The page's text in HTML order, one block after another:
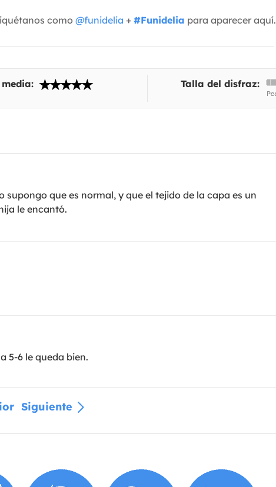
como @funidelia + #Funidelia para aparecer aquí.
Talla del disfraz:
que es normal, y que el tejido de la capa es un
le encantó.
5-6 le queda bien.
Siguiente